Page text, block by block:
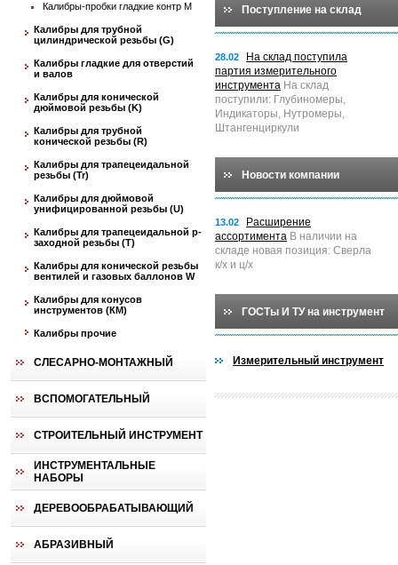
Калибры-пробки гладкие контр М
Калибры для трубной
цилиндрической резьбы (G)
Калибры гладкие для отверстий
и валов
Калибры для конической
дюймовой резьбы (K)
Калибры для трубной
конической резьбы (R)
Калибры для трапецеидальной
резьбы (Tr)
Калибры для дюймовой
унифицированной резьбы (U)
Калибры для трапецеидальной p-
заходной резьбы (T)
Калибры для конической резьбы
вентилей и газовых баллонов W
Калибры для конусов
инструментов (КМ)
Калибры прочие
СЛЕСАРНО-МОНТАЖНЫЙ
ВСПОМОГАТЕЛЬНЫЙ
СТРОИТЕЛЬНЫЙ ИНСТРУМЕНТ
ИНСТРУМЕНТАЛЬНЫЕ
НАБОРЫ
ДЕРЕВООБРАБАТЫВАЮЩИЙ
АБРАЗИВНЫЙ
Поступление на склад
28.02
На склад поступила
партия измерительного
инструмента На склад
поступили: Глубиномеры,
Индикаторы, Нутромеры,
Штангенциркули
Новости компании
13.02
Расширение
ассортимента В наличии на
складе новая позиция: Сверла
к/х и ц/х
ГОСТы И ТУ на инструмент
Измерительный инструмент